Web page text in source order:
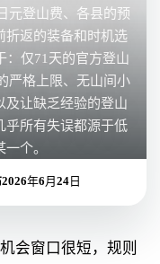
元登山费、各县的预
折返的装备和时机选
：仅71天的官方登山
严格上限、无山间小
及让缺乏经验的登山
乎所有失误都源于低
个。
2026年6月24日
会窗口很短，规则